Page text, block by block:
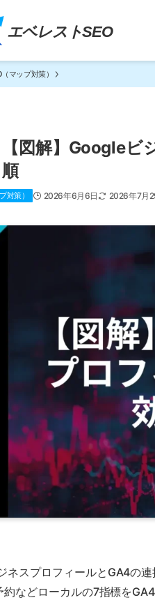
エベレストSEO
トSEO｜TOP
マップ対策）
【図解】Google
順
対策） 2026年6月6日 2026年7月
ネスプロフィールとGA4の
約などローカルの7指標を